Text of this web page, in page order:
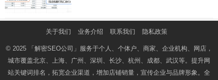
关于我们 业务介绍 联系我们 隐私政策
© 2025 「解密SEO公司」 服务于个人、个体户、商家、企业机构、网店，
城市覆盖北京、上海、广州、深圳、长沙、杭州、成都、武汉等。提升网
站关键词排名，拓宽企业渠道，增加店铺销量，宣传企业与品牌形象。全